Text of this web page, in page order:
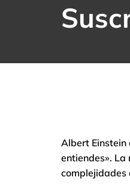
Albert Einstein
entiendes».
complejidades